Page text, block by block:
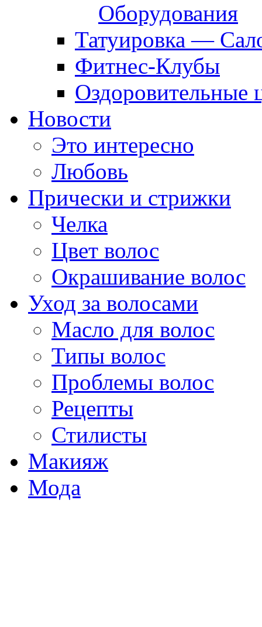
Оборудования
Татуировка —
Фитнес-Клубы
Оздоровительные
Новости
Это интересно
Любовь
Прически и стрижки
Челка
Цвет волос
Окрашивание волос
Уход за волосами
Масло для волос
Типы волос
Проблемы волос
Рецепты
Стилисты
Макияж
Мода